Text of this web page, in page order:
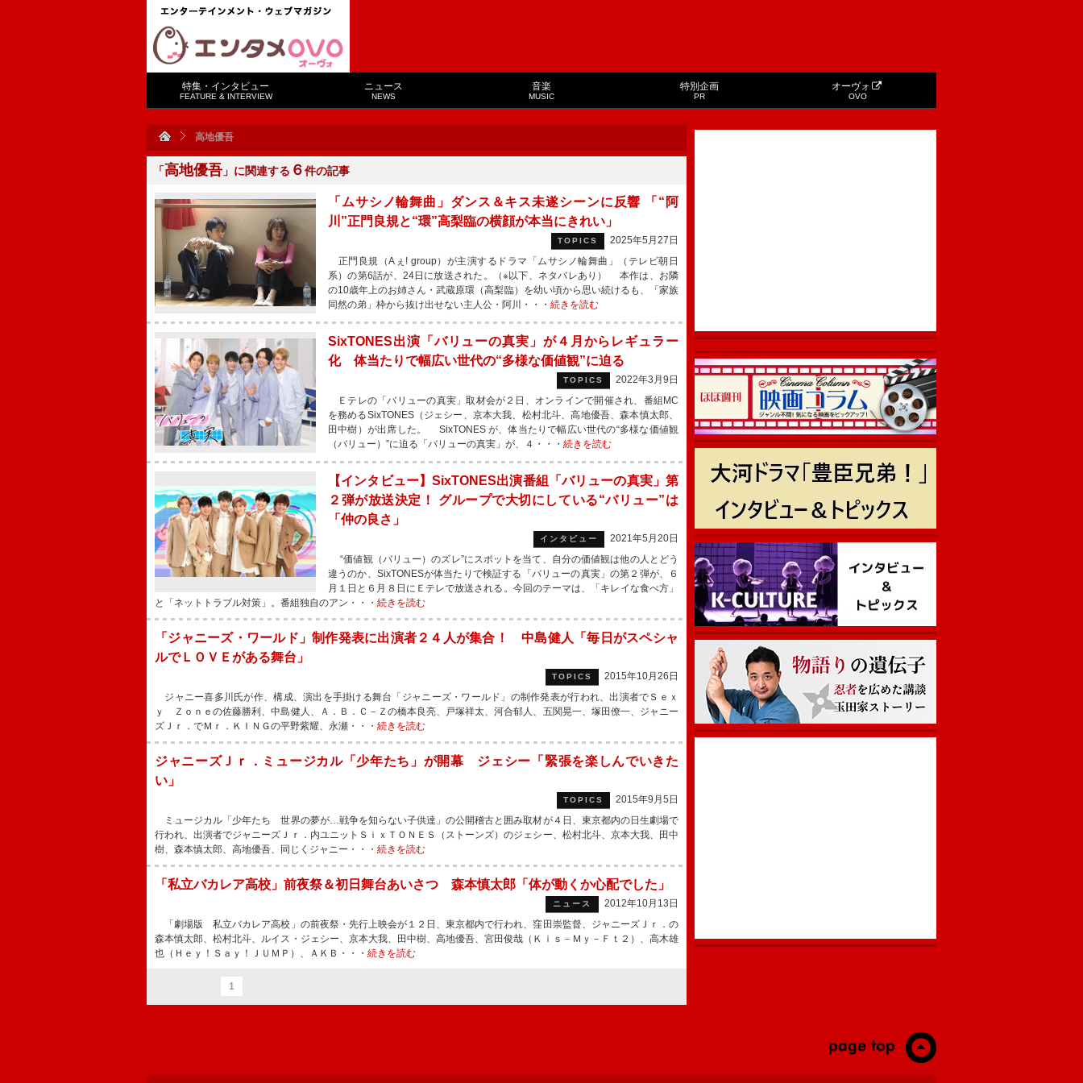
特集・インタビュー
FEATURE & INTERVIEW
ニュース
NEWS
音楽
MUSIC
特別企画
PR
オーヴォ
OVO
高地優吾
「高地優吾 」に関連する ６件の記事
「ムサシノ輪舞曲」ダンス＆キス未遂シーンに反響 「“阿
川”正門良規と“環”高梨臨の横顔が本当にきれい」
TOPICS
2025年5月27日
正門良規（Aぇ! group）が主演するドラマ「ムサシノ輪舞曲」（テレビ朝日
系）の第6話が、24日に放送された。（※以下、ネタバレあり） 本作は、お隣
の10歳年上のお姉さん・武蔵原環（高梨臨）を幼い頃から思い続けるも、「家族
同然の弟」枠から抜け出せない主人公・阿川・・・ 続きを読む
SixTONES出演「バリューの真実」が４月からレギュラー
化 体当たりで幅広い世代の“多様な価値観”に迫る
TOPICS
2022年3月9日
Ｅテレの「バリューの真実」取材会が２日、オンラインで開催され、番組MC
を務めるSixTONES（ジェシー、京本大我、松村北斗、高地優吾、森本慎太郎、
田中樹）が出席した。 SixTONES が、体当たりで幅広い世代の“多様な価値観
（バリュー）”に迫る「バリューの真実」が、４・・・ 続きを読む
【インタビュー】SixTONES出演番組「バリューの真実」第
２弾が放送決定！ グループで大切にしている“バリュー”は
「仲の良さ」
インタビュー
2021年5月20日
“価値観（バリュー）のズレ”にスポットを当て、自分の価値観は他の人とどう
違うのか、SixTONESが体当たりで検証する「バリューの真実」の第２弾が、６
月１日と６月８日にＥテレで放送される。今回のテーマは、「キレイな食べ方」
と「ネットトラブル対策」。番組独自のアン・・・ 続きを読む
「ジャニーズ・ワールド」制作発表に出演者２４人が集合！ 中島健人「毎日がスペシャ
ルでＬＯＶＥがある舞台」
TOPICS
2015年10月26日
ジャニー喜多川氏が作、構成、演出を手掛ける舞台「ジャニーズ・ワールド」の制作発表が行われ、出演者でＳｅｘ
ｙ Ｚｏｎｅの佐藤勝利、中島健人、Ａ．Ｂ．Ｃ－Ｚの橋本良亮、戸塚祥太、河合郁人、五関晃一、塚田僚一、ジャニー
ズＪｒ．でＭｒ．ＫＩＮＧの平野紫耀、永瀬・・・ 続きを読む
ジャニーズＪｒ．ミュージカル「少年たち」が開幕 ジェシー「緊張を楽しんでいきた
い」
TOPICS
2015年9月5日
ミュージカル「少年たち 世界の夢が…戦争を知らない子供達」の公開稽古と囲み取材が４日、東京都内の日生劇場で
行われ、出演者でジャニーズＪｒ．内ユニットＳｉｘＴＯＮＥＳ（ストーンズ）のジェシー、松村北斗、京本大我、田中
樹、森本慎太郎、高地優吾、同じくジャニー・・・ 続きを読む
「私立バカレア高校」前夜祭＆初日舞台あいさつ 森本慎太郎「体が動くか心配でした」
ニュース
2012年10月13日
「劇場版 私立バカレア高校」の前夜祭・先行上映会が１２日、東京都内で行われ、窪田崇監督、ジャニーズＪｒ．の
森本慎太郎、松村北斗、ルイス・ジェシー、京本大我、田中樹、高地優吾、宮田俊哉（Ｋｉｓ－Ｍｙ－Ｆｔ２）、高木雄
也（Ｈｅｙ！Ｓａｙ！ＪＵＭＰ）、ＡＫＢ・・・ 続きを読む
1